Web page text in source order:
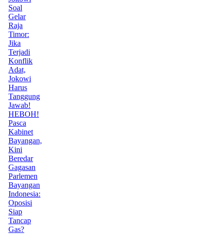
Soal
Gelar
Raja
Timor:
Jika
Terjadi
Konflik
Adat,
Jokowi
Harus
Tanggung
Jawab!
HEBOH!
Pasca
Kabinet
Bayangan,
Kini
Beredar
Gagasan
Parlemen
Bayangan
Indonesia:
Oposisi
Siap
Tancap
Gas?